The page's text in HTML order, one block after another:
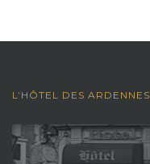
L’HÔTEL DES ARDENNES